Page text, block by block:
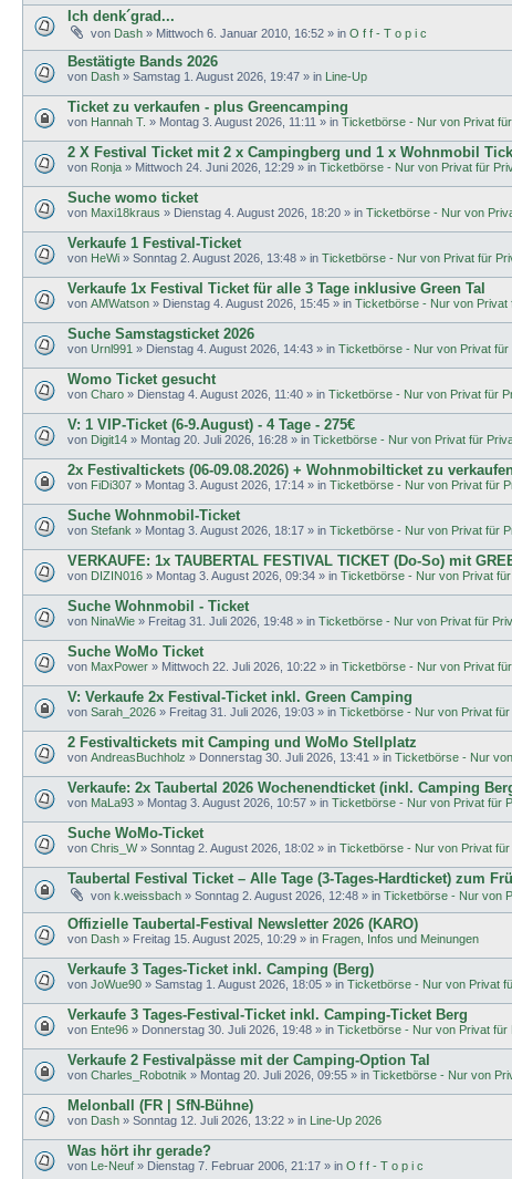
Ich denk´grad...
von Dash » Mittwoch 6. Januar 2010, 16:52 » in O f f - T o p i c
Bestätigte Bands 2026
von Dash » Samstag 1. August 2026, 19:47 » in Line-Up
Ticket zu verkaufen - plus Greencamping
von Hannah T. » Montag 3. August 2026, 11:11 » in Ticketbörse - Nur von Privat
2 X Festival Ticket mit 2 x Campingberg und 1 x Wohnmobil
von Ronja » Mittwoch 24. Juni 2026, 12:29 » in Ticketbörse - Nur von Privat für
Suche womo ticket
von Maxi18kraus » Dienstag 4. August 2026, 18:20 » in Ticketbörse - Nur von
Verkaufe 1 Festival-Ticket
von HeWi » Sonntag 2. August 2026, 13:48 » in Ticketbörse - Nur von Privat für
Verkaufe 1x Festival Ticket für alle 3 Tage inklusive Green Tal
von AMWatson » Dienstag 4. August 2026, 15:45 » in Ticketbörse - Nur von Privat
Suche Samstagsticket 2026
von Urnl991 » Dienstag 4. August 2026, 14:43 » in Ticketbörse - Nur von Privat für
Womo Ticket gesucht
von Charo » Dienstag 4. August 2026, 11:40 » in Ticketbörse - Nur von Privat für
V: 1 VIP-Ticket (6-9.August) - 4 Tage - 275€
von Digit14 » Montag 20. Juli 2026, 16:28 » in Ticketbörse - Nur von Privat für
2x Festivaltickets (06-09.08.2026) + Wohnmobilticket zu
von FiDi307 » Montag 3. August 2026, 17:14 » in Ticketbörse - Nur von Privat für
Suche Wohnmobil-Ticket
von Stefank » Montag 3. August 2026, 18:17 » in Ticketbörse - Nur von Privat für
VERKAUFE: 1x TAUBERTAL FESTIVAL TICKET (Do-So) mit
von DIZIN016 » Montag 3. August 2026, 09:34 » in Ticketbörse - Nur von Privat für
Suche Wohnmobil - Ticket
von NinaWie » Freitag 31. Juli 2026, 19:48 » in Ticketbörse - Nur von Privat für
Suche WoMo Ticket
von MaxPower » Mittwoch 22. Juli 2026, 10:22 » in Ticketbörse - Nur von Privat
V: Verkaufe 2x Festival-Ticket inkl. Green Camping
von Sarah_2026 » Freitag 31. Juli 2026, 19:03 » in Ticketbörse - Nur von Privat für
2 Festivaltickets mit Camping und WoMo Stellplatz
von AndreasBuchholz » Donnerstag 30. Juli 2026, 13:41 » in Ticketbörse - Nur
Verkaufe: 2x Taubertal 2026 Wochenendticket (inkl. Camping
von MaLa93 » Montag 3. August 2026, 10:57 » in Ticketbörse - Nur von Privat für
Suche WoMo-Ticket
von Chris_W» Sonntag 2. August 2026, 18:02 » in Ticketbörse - Nur von Privat für
Taubertal Festival Ticket – Alle Tage (3-Tages-Hardticket) zum
von k.weissbach » Sonntag 2. August 2026, 12:48 » in Ticketbörse - Nur von
Offizielle Taubertal-Festival Newsletter 2026 (KARO)
von Dash » Freitag 15. August 2025, 10:29 » in Fragen, Infos und Meinungen
Verkaufe 3 Tages-Ticket inkl. Camping (Berg)
von JoWue90 » Samstag 1. August 2026, 18:05 » in Ticketbörse - Nur von Privat
Verkaufe 3 Tages-Festival-Ticket inkl. Camping-Ticket Berg
von Ente96 » Donnerstag 30. Juli 2026, 19:48 » in Ticketbörse - Nur von Privat für
Verkaufe 2 Festivalpässe mit der Camping-Option Tal
von Charles_Robotnik » Montag 20. Juli 2026, 09:55 » in Ticketbörse - Nur von
Melonball (FR | SfN-Bühne)
von Dash » Sonntag 12. Juli 2026, 13:22 » in Line-Up 2026
Was hört ihr gerade?
von Le-Neuf » Dienstag 7. Februar 2006, 21:17 » in O f f - T o p i c